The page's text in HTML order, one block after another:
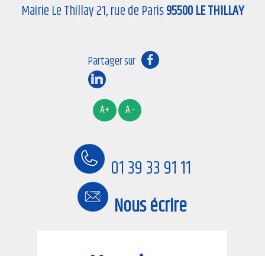
Mairie Le Thillay 21, rue de Paris95500 LE THILLAY
01 39 33 91 11
Nous écrire